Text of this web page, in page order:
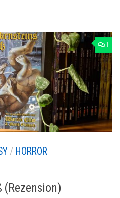
1
/ HORROR
(Rezension)